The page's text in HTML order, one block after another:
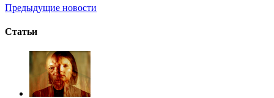
Предыдущие новости
Статьи